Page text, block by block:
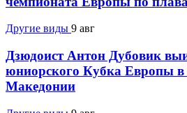
Другие виды 9 авг
Дзюдоист Антон Дубовик
юниорского Кубка Европы в
Македонии